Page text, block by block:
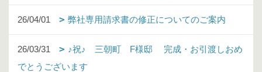
26/04/01 弊社専用請求書の修正についてのご案内
26/03/31
♪祝♪ 三朝町 F様邸 完成・お引渡しおめ
でとうございます